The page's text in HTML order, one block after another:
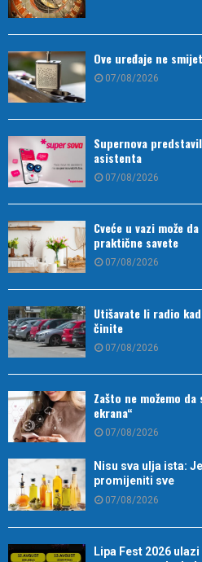
Ove uređaje ne
07/08/2026
Supernova
asistenta
07/08/2026
Cveće u vazi može
praktične savete
07/08/2026
Utišavate li radio
činite
07/08/2026
Zašto ne možemo
ekrana“
07/08/2026
Nisu sva ulja ista:
promijeniti sve
07/08/2026
Lipa Fest 2026